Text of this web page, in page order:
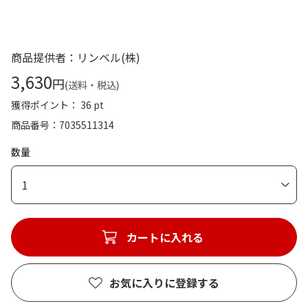
商品提供者：リンベル(株)
3,630円(送料・税込)
獲得ポイント： 36 pt
商品番号
7035511314
数量
1
カートに入れる
お気に入りに登録する